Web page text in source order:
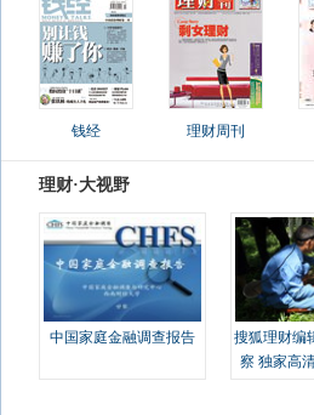
钱经 理财周刊
理财·大视野
中国家庭金融调查报告
搜狐理财编
察 独家高